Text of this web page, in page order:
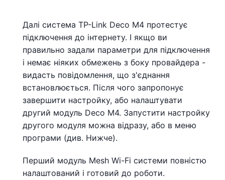
Далі система TP-Link Deco M4 протестує
підключення до інтернету. І якщо ви
правильно задали параметри для підключення
і немає ніяких обмежень з боку провайдера -
видасть повідомлення, що з'єднання
встановлюється. Після чого запропонує
завершити настройку, або налаштувати
другий модуль Deco M4. Запустити настройку
другого модуля можна відразу, або в меню
програми (див. Нижче).
Перший модуль Mesh Wi-Fi системи повністю
налаштований і готовий до роботи.